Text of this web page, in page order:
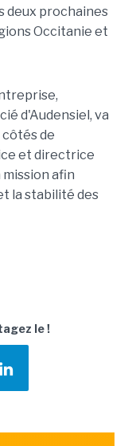
deux prochaines
Occitanie et
d'Audensiel, va
de
et directrice
afin
la stabilité des
le !